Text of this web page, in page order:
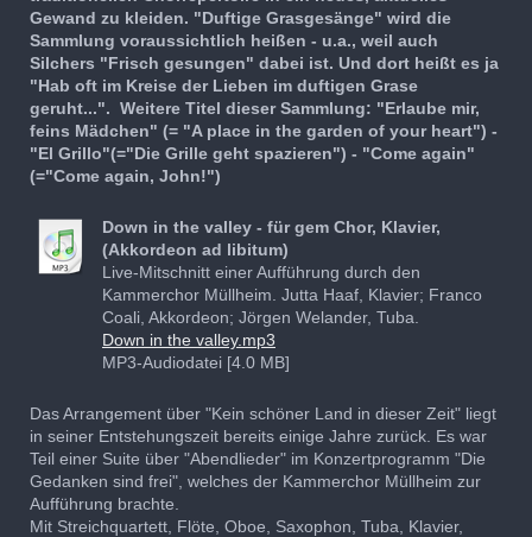
Gewand zu kleiden. "Duftige Grasgesänge" wird die
Sammlung voraussichtlich heißen - u.a., weil auch
Silchers "Frisch gesungen" dabei ist. Und dort heißt es ja
"Hab oft im Kreise der Lieben im duftigen Grase
geruht...". Weitere Titel dieser Sammlung: "Erlaube mir,
feins Mädchen" (= "A place in the garden of your heart") -
"El Grillo"(="Die Grille geht spazieren") - "Come again"
(="Come again, John!")
Down in the valley - für gem Chor, Klavier,
(Akkordeon ad libitum)
Live-Mitschnitt einer Aufführung durch den
Kammerchor Müllheim. Jutta Haaf, Klavier; Franco
Coali, Akkordeon; Jörgen Welander, Tuba.
Down in the valley.mp3
MP3-Audiodatei [4.0 MB]
Das Arrangement über "Kein schöner Land in dieser Zeit" liegt
in seiner Entstehungszeit bereits einige Jahre zurück. Es war
Teil einer Suite über "Abendlieder" im Konzertprogramm "Die
Gedanken sind frei", welches der Kammerchor Müllheim zur
Aufführung brachte.
Mit Streichquartett, Flöte, Oboe, Saxophon, Tuba, Klavier,